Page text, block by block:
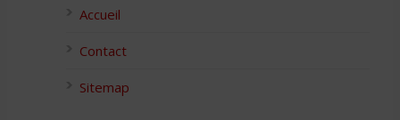
Accueil
Contact
Sitemap